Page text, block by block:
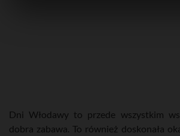
Dni Włodawy to przede wszystkim
dobra zabawa. To również doskonała